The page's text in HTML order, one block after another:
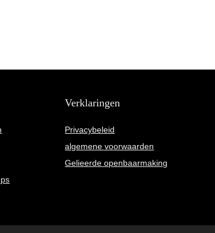
Verklaringen
Privacybeleid
algemene voorwaarden
Gelieerde openbaarmaking